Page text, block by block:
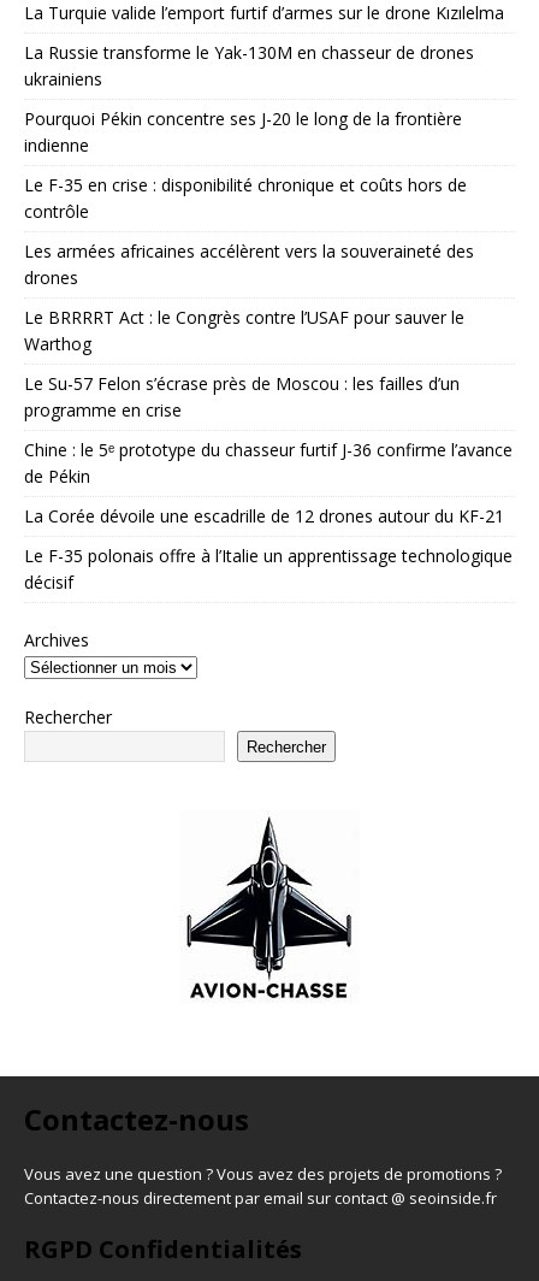
La Turquie valide l’emport furtif d’armes sur le drone Kızılelma
La Russie transforme le Yak-130M en chasseur de drones
ukrainiens
Pourquoi Pékin concentre ses J-20 le long de la frontière
indienne
Le F-35 en crise : disponibilité chronique et coûts hors de
contrôle
Les armées africaines accélèrent vers la souveraineté des
drones
Le BRRRRT Act : le Congrès contre l’USAF pour sauver le
Warthog
Le Su-57 Felon s’écrase près de Moscou : les failles d’un
programme en crise
Chine : le 5ᵉ prototype du chasseur furtif J-36 confirme l’avance
de Pékin
La Corée dévoile une escadrille de 12 drones autour du KF-21
Le F-35 polonais offre à l’Italie un apprentissage technologique
décisif
Archives
Rechercher
Rechercher
Contactez-nous
Vous avez une question ? Vous avez des projets de promotions ?
Contactez-nous directement par email sur contact @ seoinside.fr
RGPD Confidentialités